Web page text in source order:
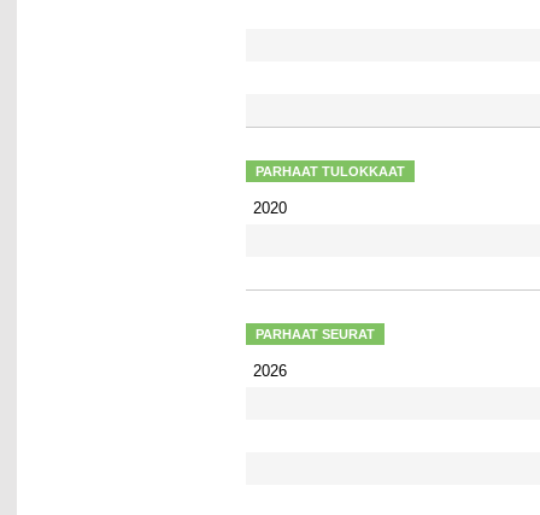
PARHAAT TULOKKAAT
2020
PARHAAT SEURAT
2026